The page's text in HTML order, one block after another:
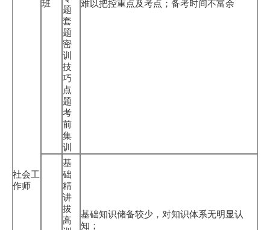
社会工
作师
班
题
套
题
密
训
技
巧
点
题
考
前
集
训
难以把控重点及考点；备考时间不富余
基
础
精
讲
拔
高
基础知识储备较少，对知识体系无明显认
知；